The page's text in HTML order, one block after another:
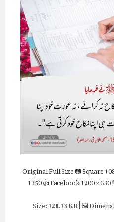
Full Size📷 Square
1350👍 Facebook1200 × 630
128.13 KB| 🖼